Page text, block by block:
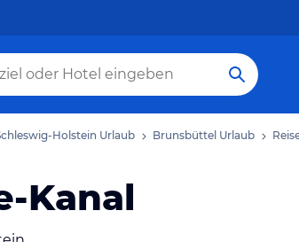
Holstein Urlaub Brunsbüttel Urlaub
Kanal